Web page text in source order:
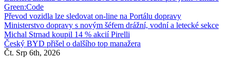
Green:Code
Převod vozidla lze sledovat on-line na Portálu dopravy
Ministerstvo dopravy s novým šéfem drážní, vodní a letecké sekce
Michal Strnad koupil 14 % akcií Pirelli
Český BYD přišel o dalšího top manažera
Čt. Srp 6th, 2026